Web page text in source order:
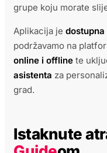
grupe koju morate
Aplikacija je
podržavamo na
online i offline te
asistenta za
grad.
Istaknute